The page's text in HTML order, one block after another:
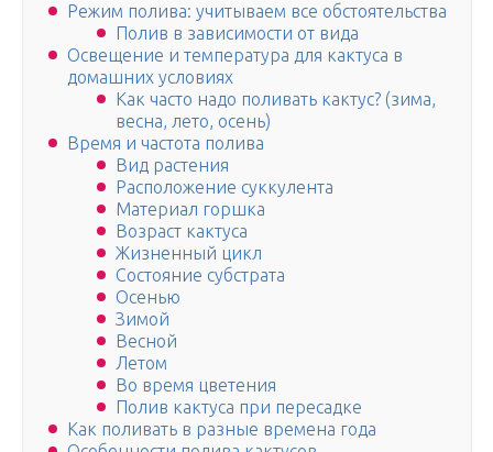
Режим полива: учитываем все обстоятельства
Полив в зависимости от вида
Освещение и температура для кактуса в
домашних условиях
Как часто надо поливать кактус? (зима,
весна, лето, осень)
Время и частота полива
Вид растения
Расположение суккулента
Материал горшка
Возраст кактуса
Жизненный цикл
Состояние субстрата
Осенью
Зимой
Весной
Летом
Во время цветения
Полив кактуса при пересадке
Как поливать в разные времена года